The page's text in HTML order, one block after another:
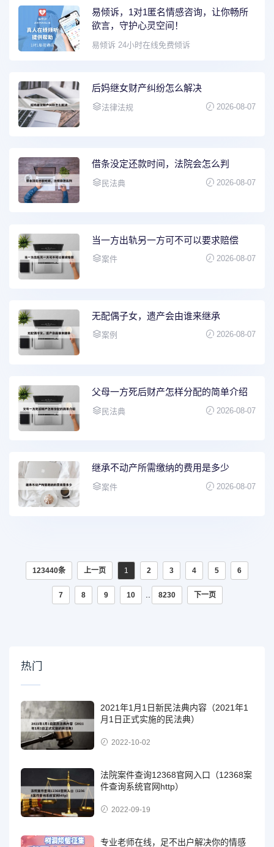
易倾诉，1对1匿名情感咨询，让你畅所
欲言，守护心灵空间！
易倾诉 24小时在线免费倾诉
后妈继女财产纠纷怎么解决
法律法规 2026-08-07
借条没定还款时间，法院会怎么判
民法典 2026-08-07
当一方出轨另一方可不可以要求赔偿
案件 2026-08-07
无配偶子女，遗产会由谁来继承
案例 2026-08-07
父母一方死后财产怎样分配的简单介绍
民法典 2026-08-07
继承不动产所需缴纳的费用是多少
案件 2026-08-07
123440条 上一页 1 2 3 4 5 6
7 8 9 10 .. 8230 下一页
热门
2021年1月1日新民法典内容（2021年1
月1日正式实施的民法典）
2022-10-02
法院案件查询12368官网入口（12368案
件查询系统官网http）
2022-09-19
专业老师在线，足不出户解决你的情感